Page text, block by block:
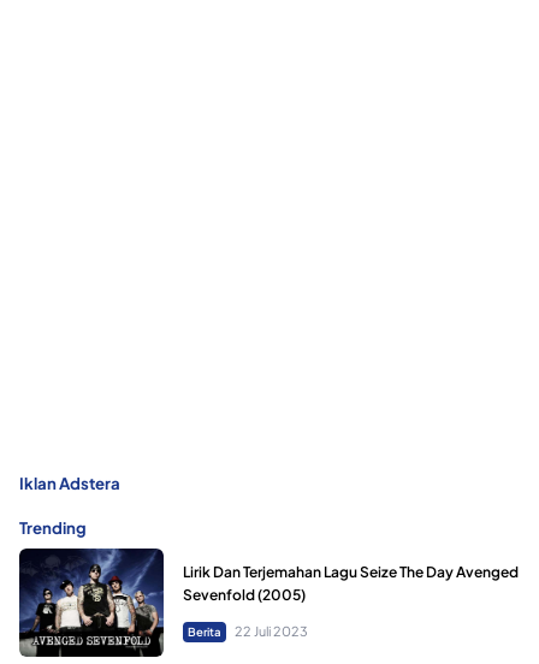
Iklan Adstera
Trending
Lirik Dan Terjemahan Lagu Seize The Day Avenged
Sevenfold (2005)
Berita 22 Juli 2023